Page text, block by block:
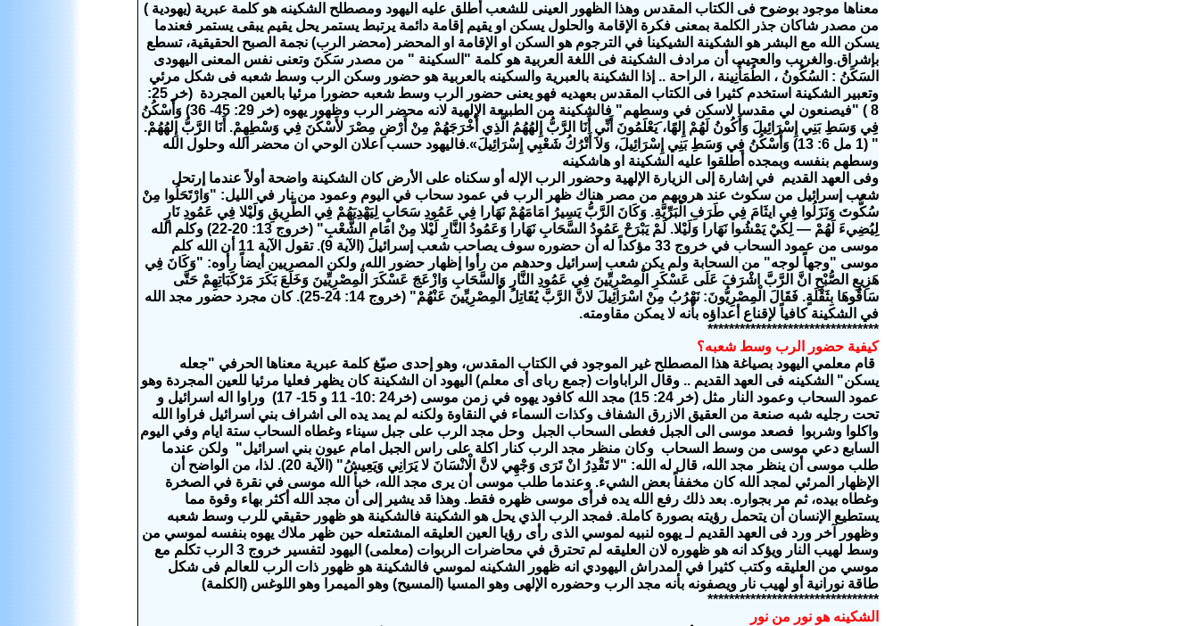
معناها موجود بوضوح فى الكتاب المقدس وهذا الظهور العينى للشعب أطلق عليه اليهود ومصطلح الشكينه هو كلمة عبرية (يهودية )
من مصدر شاكان جذر الكلمة بمعنى فكرة الإقامة والحلول يسكن او يقيم إقامة دائمة يرتبط يستمر يحل يقيم يبقى يستمر فعندما
يسكن الله مع البشر هو الشكينة الشيكينا في الترجوم هو السكن او الإقامة او المحضر (محضر الرب) نجمة الصبح الحقيقية، تسطع
بإشراق.والغريب والعجيب أن مرادف الشكينة فى اللغة العربية هو كلمة "السكينة " من مصدر سَكَنَ وتعنى نفس المعنى اليهودى
السَكَنُ : السُكُونُ ، الطُمَأْنِينة ، الراحة .. إذا الشكينة بالعبرية والسكينه بالعربية هو حضور وسكن الرب وسط شعبه فى شكل مرئي
وتعبير الشكينة استخدم كثيرا فى الكتاب المقدس بعهديه فهو يعنى حضور الرب وسط شعبه حضورا مرئيا بالعين المجردة (خر 25:
8 ) "فيصنعون لي مقدسا لاسكن في وسطهم" فالشكينة من الطبيعة الإلهية لانه محضر الرب وظهور يهوه (خر 29: 45- 36) وَأَسْكُنُ
فِي وَسَطِ بَنِي إِسْرَائِيلَ وَأَكُونُ لَهُمْ إِلهًا، َيَعْلَمُونَ أَنِّي أَنَا الرَّبُّ إِلهُهُمُ الَّذِي أَخْرَجَهُمْ مِنْ أَرْضِ مِصْرَ لأَسْكُنَ فِي وَسْطِهِمْ. أَنَا الرَّبُّ إِلهُهُمْ.
" (1 مل 6: 13) وَأَسْكُنُ فِي وَسَطِ بَنِي إِسْرَائِيلَ، وَلاَ أَتْرُكُ شَعْبِي إِسْرَائِيلَ».فاليهود حسب اعلان الوحي ان محضر الله وحلول الله
وسطهم بنفسه وبمجده أطلقوا عليه الشكينة او هاشكينه
وفى العهد القديم في إشارة إلى الزيارة الإلهية وحضور الرب الإله أو سكناه على الأرض كان الشكينة واضحة أولاً عندما إرتحل
شعب إسرائيل من سكوث عند هروبهم من مصر هناك ظهر الرب في عمود سحاب في اليوم وعمود من نار في الليل: "وَارْتَحَلُوا مِنْ
سُكُّوتَ وَنَزَلُوا فِي ايثَامَ فِي طَرَفِ الْبَرِّيَّةِ. وَكَانَ الرَّبُّ يَسِيرُ امَامَهُمْ نَهَارا فِي عَمُودِ سَحَابٍ لِيَهْدِيَهُمْ فِي الطَّرِيقِ وَلَيْلا فِي عَمُودِ نَارٍ
لِيُضِيءَ لَهُمْ — لِكَيْ يَمْشُوا نَهَارا وَلَيْلا. لَمْ يَبْرَحْ عَمُودُ السَّحَابِ نَهَارا وَعَمُودُ النَّارِ لَيْلا مِنْ امَامِ الشَّعْبِ" (خروج 13: 20-22)
وكلم الله
موسى من عمود السحاب في خروج 33 مؤكداً له أن حضوره سوف يصاحب شعب إسرائيل (الآية 9). تقول الآية 11 أن الله كلم
موسى "وجهاً لوجه" من السحابة ولم يكن شعب إسرائيل وحدهم من رأوا إظهار حضور الله، ولكن المصريين أيضاً رأوه: "وَكَانَ فِي
هَزِيعِ الصُّبْحِ انَّ الرَّبَّ اشْرَفَ عَلَى عَسْكَرِ الْمِصْرِيِّينَ فِي عَمُودِ النَّارِ وَالسَّحَابِ وَازْعَجَ عَسْكَرَ الْمِصْرِيِّينَ وَخَلَعَ بَكَرَ مَرْكَبَاتِهِمْ حَتَّى
سَاقُوهَا بِثَقْلَةٍ. فَقَالَ الْمِصْرِيُّونَ: نَهْرُبُ مِنْ اسْرَائِيلَ لانَّ الرَّبَّ يُقَاتِلُ الْمِصْرِيِّينَ عَنْهُمْ" (خروج 14: 24-25). كان مجرد حضور مجد الله
في الشكينة كافياً لإقناع أعداؤه بأنه لا يمكن مقاومته.
********************************
كيفية حضور الرب وسط شعبه؟
قام معلمي اليهود بصياغة هذا المصطلح غير الموجود في الكتاب المقدس، وهو إحدى صيّغ كلمة عبرية معناها الحرفي "جعله
يسكن" الشكينه فى العهد القديم .. وقال الراباوات (جمع رباى أى معلم) اليهود ان الشكينة كان يظهر فعليا مرئيا للعين المجردة وهو
عمود السحاب وعمود النار مثل (خر 24: 15) مجد الله كافود يهوه في زمن موسى (خر24 :10- 11 و 15- 17) وراوا اله اسرائيل و
تحت رجليه شبه صنعة من العقيق الازرق الشفاف وكذات السماء في النقاوة ولكنه لم يمد يده الى اشراف بني اسرائيل فراوا الله
واكلوا وشربوا فصعد موسى الى الجبل فغطى السحاب الجبل وحل مجد الرب على جبل سيناء وغطاه السحاب ستة ايام وفي اليوم
السابع دعي موسى من وسط السحاب وكان منظر مجد الرب كنار اكلة على راس الجبل امام عيون بني اسرائيل" ولكن عندما
طلب موسى أن ينظر مجد الله، قال له الله: "لا تَقْدِرُ انْ تَرَى وَجْهِي لانَّ الْانْسَانَ لا يَرَانِي وَيَعِيشُ" (الآية 20). لذا، من الواضح أن
الإظهار المرئي لمجد الله كان مخففاً بعض الشيء. وعندما طلب موسى أن يرى مجد الله، خبأ الله موسى في نقرة في الصخرة
وغطاه بيده، ثم مر بجواره. بعد ذلك رفع الله يده فرأى موسى ظهره فقط. وهذا قد يشير إلى أن مجد الله أكثر بهاء وقوة مما
يستطيع الإنسان أن يتحمل رؤيته بصورة كاملة. فمجد الرب الذي يحل هو الشكينة فالشكينة هو ظهور حقيقي للرب وسط شعبه
وظهور آخر ورد فى العهد القديم لـيهوه لنبيه لموسي الذى رأى رؤيا العين العليقه المشتعله حين ظهر ملاك يهوه بنفسه لموسي من
وسط لهيب النار ويؤكد انه هو ظهوره لان العليقه لم تحترق في محاضرات الربوات (معلمى) اليهود لتفسير خروج 3 الربتكلم مع
موسي من العليقه وكتب كثيرا في المدراش اليهودي انه ظهور الشكينه لموسي فالشكينة هو ظهور ذات الرب للعالم فى شكل
طاقة نورانية أو لهيب نار ويصفونه بأنه مجد الرب وحضوره الإلهى وهو المسيا (المسيح) وهو الميمرا وهو اللوغس (الكلمة)
********************************
الشكينه هو نور من نور